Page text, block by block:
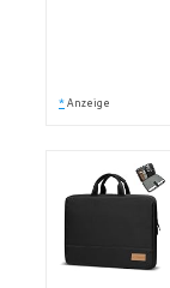
* Anzeige